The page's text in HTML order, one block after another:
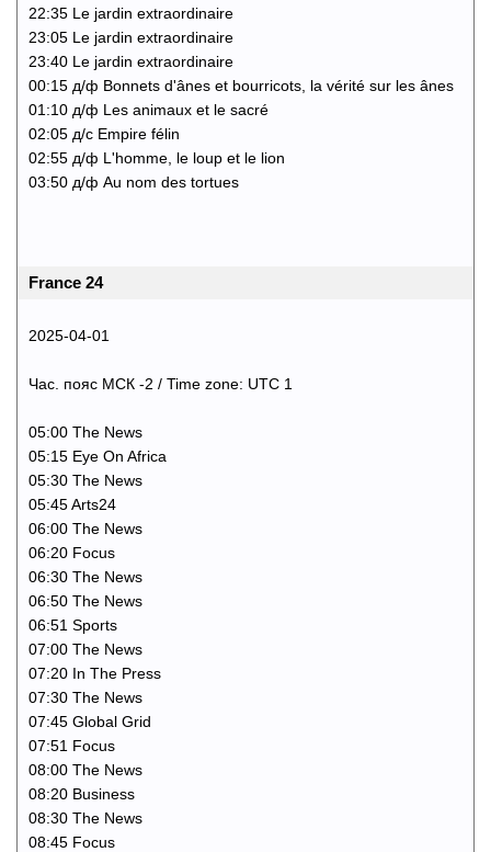
22:35 Le jardin extraordinaire
23:05 Le jardin extraordinaire
23:40 Le jardin extraordinaire
00:15 д/ф Bonnets d'ânes et bourricots, la vérité sur les ânes
01:10 д/ф Les animaux et le sacré
02:05 д/с Empire félin
02:55 д/ф L'homme, le loup et le lion
03:50 д/ф Au nom des tortues
France 24
2025-04-01
Час. пояс МСК -2 / Time zone: UTC 1
05:00 The News
05:15 Eye On Africa
05:30 The News
05:45 Arts24
06:00 The News
06:20 Focus
06:30 The News
06:50 The News
06:51 Sports
07:00 The News
07:20 In The Press
07:30 The News
07:45 Global Grid
07:51 Focus
08:00 The News
08:20 Business
08:30 The News
08:45 Focus